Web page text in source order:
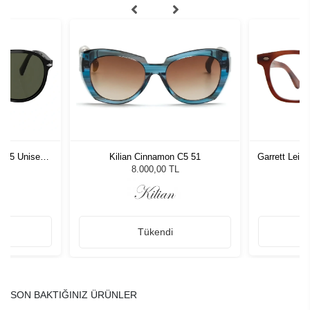
55 Unisex
Kilian Cinnamon C5 51
8.000,00 TL
Tükendi
Garrett
SON BAKTIĞINIZ ÜRÜNLER